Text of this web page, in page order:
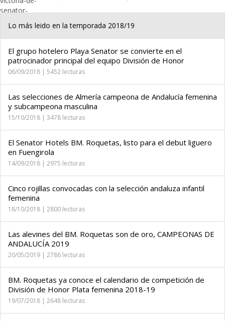
Lo más leido en la temporada 2018/19
El grupo hotelero Playa Senator se convierte en el
patrocinador principal del equipo División de Honor
06/09/2018 | 5452 lecturas
Las selecciones de Almería campeona de Andalucía femenina
y subcampeona masculina
15/10/2018 | 3478 lecturas
El Senator Hotels BM. Roquetas, listo para el debut liguero
en Fuengirola
14/09/2018 | 2975 lecturas
Cinco rojillas convocadas con la selección andaluza infantil
femenina
18/10/2018 | 2800 lecturas
Las alevines del BM. Roquetas son de oro, CAMPEONAS DE
ANDALUCÍA 2019
20/05/2019 | 2786 lecturas
BM. Roquetas ya conoce el calendario de competición de
División de Honor Plata femenina 2018-19
19/07/2018 | 2648 lecturas